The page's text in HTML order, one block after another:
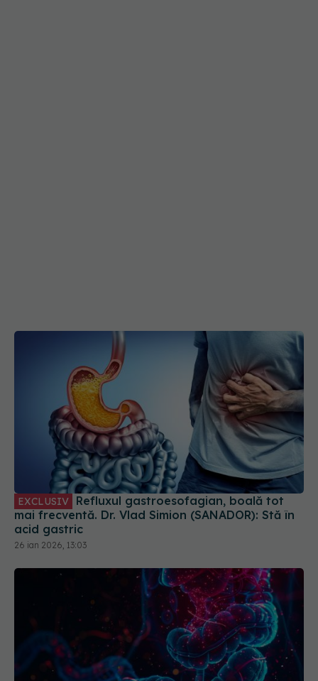
EXCLUSIV
mai frecventă. Dr. Vlad Simion (SANADOR): Stă în
acid gastric
26 ian 2026, 13:03